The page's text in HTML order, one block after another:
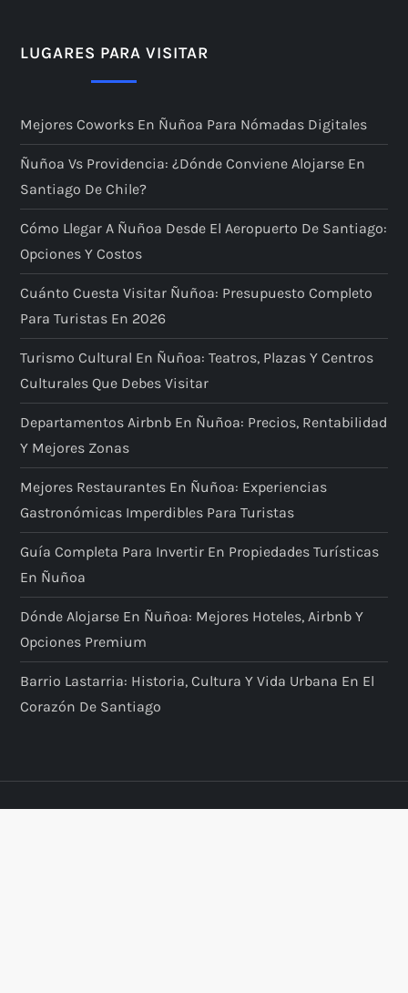
LUGARES PARA VISITAR
Mejores Coworks En Ñuñoa Para Nómadas Digitales
Ñuñoa Vs Providencia: ¿dónde Conviene Alojarse En
Santiago De Chile?
Cómo Llegar A Ñuñoa Desde El Aeropuerto De Santiago:
Opciones Y Costos
Cuánto Cuesta Visitar Ñuñoa: Presupuesto Completo
Para Turistas En 2026
Turismo Cultural En Ñuñoa: Teatros, Plazas Y Centros
Culturales Que Debes Visitar
Departamentos Airbnb En Ñuñoa: Precios, Rentabilidad
Y Mejores Zonas
Mejores Restaurantes En Ñuñoa: Experiencias
Gastronómicas Imperdibles Para Turistas
Guía Completa Para Invertir En Propiedades Turísticas
En Ñuñoa
Dónde Alojarse En Ñuñoa: Mejores Hoteles, Airbnb Y
Opciones Premium
Barrio Lastarria: Historia, Cultura Y Vida Urbana En El
Corazón De Santiago